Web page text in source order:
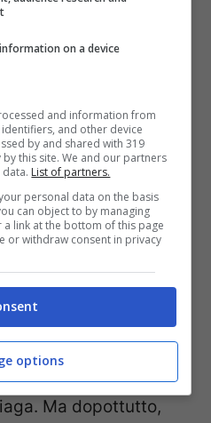
per la certezza con
vantata di
Giordana Angi,
con Donatella
Ma dopottutto,
on a device
and information from
and other device
by and shared with 319
this site. We and our partners
List of partners.
personal data on the basis
can object to by managing
link at the bottom of this page
or withdraw consent in privacy
options